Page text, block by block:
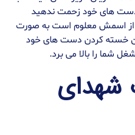
دست های خود زحمت ندهید
از اسمش معلوم است به صورت
خسته کردن دست های خود
شما را بالا می برد.
شهدای